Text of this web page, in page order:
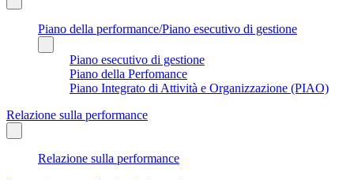
Piano della performance/Piano esecutivo di gestione
Piano esecutivo di gestione
Piano della Perfomance
Piano Integrato di Attività e Organizzazione (PIAO)
Relazione sulla performance
Relazione sulla performance